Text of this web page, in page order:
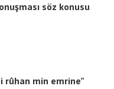
söz konusu
rûhan min emrine”